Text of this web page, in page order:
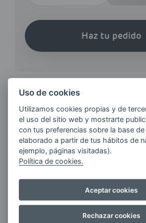
Haz tu pedido
¿QUIERES ESTAR AL
LAS
ÚLTIMAS
Quiero recibir las últimas
Uso de cookies
Utilizamos cookies propias y de
el uso del sitio web y mostrarte
con tus preferencias sobre la base de
elaborado a partir de tus hábitos de
ejemplo, páginas visitadas).
Política de cookies.
Aceptar cookies
Rechazar cookies